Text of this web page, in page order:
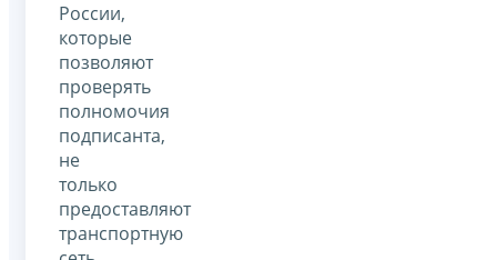
России,
которые
позволяют
проверять
полномочия
подписанта,
не
только
предоставляют
транспортную